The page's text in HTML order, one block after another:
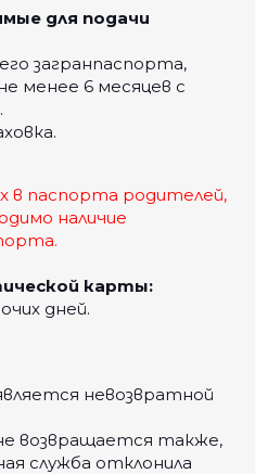
для подачи
загранпаспорта,
менее 6 месяцев с
в паспорта родителей,
наличие
карты:
дней.
невозвратной
возвращается также,
служба отклонила